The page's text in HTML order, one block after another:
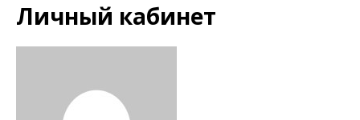
Личный кабинет